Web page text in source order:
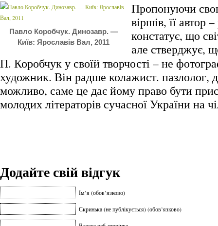
Павло Коробчук. Динозавр. —
Київ: Ярославів Вал, 2011
Пропонуючи
віршів, її автор
констатує, що
але стверджує,
П. Коробчук у своїй творчості – не
художник. Він радше колажист.
можливо, саме це дає йому право бути
молодих літераторів сучасної України на
Додайте свій відгук
Ім’я (обов’язково)
Скринька (не публікується) (обов’язково)